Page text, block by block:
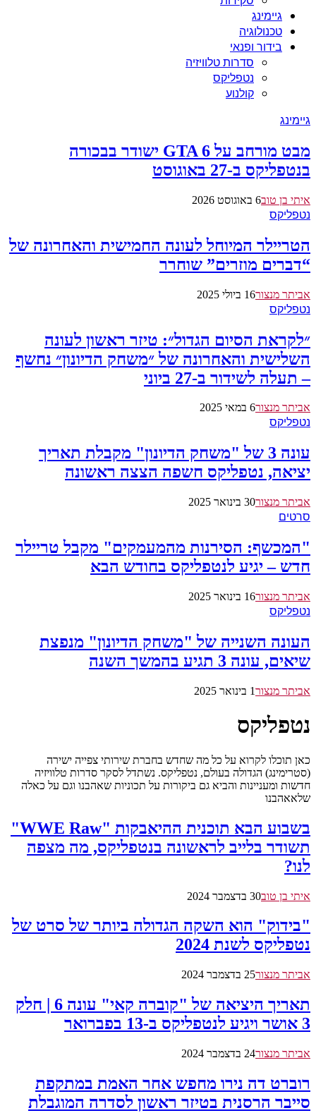
גיימינג
טכנולוגיה
בידור ופנאי
סדרות טלוויזיה
נטפליקס
קולנוע
גיימינג
מבט מורחב על GTA 6 ישודר בבכורה
בנטפליקס ב-27 באוגוסט
איתי בן טוב6 באוגוסט 2026
נטפליקס
הטריילר המיוחל לעונה החמישית והאחרונה של
“דברים מוזרים” שוחרר
אביתר מנצור16 ביולי 2025
נטפליקס
״לקראת הסיום הגדול״: טיזר ראשון לעונה
השלישית והאחרונה של ״משחק הדיונון״ נחשף
– תעלה לשידור ב-27 ביוני
אביתר מנצור6 במאי 2025
נטפליקס
עונה 3 של "משחק הדיונון" מקבלת תאריך
יציאה, נטפליקס חשפה הצצה ראשונה
אביתר מנצור30 בינואר 2025
סרטים
"המכשף: הסירנות מהמעמקים" מקבל טריילר
חדש – יגיע לנטפליקס בחודש הבא
אביתר מנצור16 בינואר 2025
נטפליקס
העונה השנייה של "משחק הדיונון" מנפצת
שיאים, עונה 3 תגיע בהמשך השנה
אביתר מנצור1 בינואר 2025
נטפליקס
כאן תוכלו לקרוא על כל מה שחדש בחברת שירותי צפייה ישירה
(סטרימינג) הגדולה בעולם, נטפליקס. נשתדל לסקר סדרות טלוויזיה
חדשות ומעניינות והביא גם ביקורות על תכוניות שאהבנו וגם על כאלה
שלאאהבנו
בשבוע הבא תוכנית ההיאבקות "WWE Raw"
תשודר בלייב לראשונה בנטפליקס, מה מצפה
לנו?
איתי בן טוב30 בדצמבר 2024
"בידוק" הוא השקה הגדולה ביותר של סרט של
נטפליקס לשנת 2024
אביתר מנצור25 בדצמבר 2024
תאריך היציאה של "קוברה קאי" עונה 6 | חלק
3 אושר ויגיע לנטפליקס ב-13 בפברואר
אביתר מנצור24 בדצמבר 2024
רוברט דה נירו מחפש אחר האמת במתקפת
סייבר הרסנית בטיזר ראשון לסדרה המוגבלת